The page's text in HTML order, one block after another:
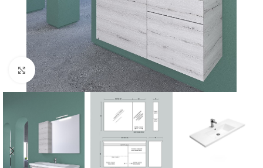
Click to enlarge